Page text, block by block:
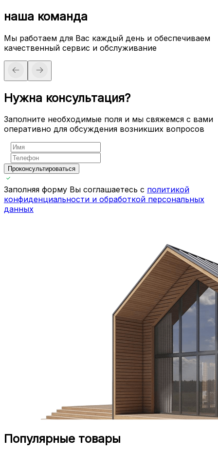
наша команда
Мы работаем для Вас каждый день и обеспечиваем
качественный сервис и обслуживание
Нужна консультация?
Заполните необходимые поля и мы свяжемся с вами
оперативно для обсуждения возникших вопросов
Проконсультироваться
Заполняя форму Вы соглашаетесь с политикой
конфиденциальности и обработкой персональных
данных
Популярные товары